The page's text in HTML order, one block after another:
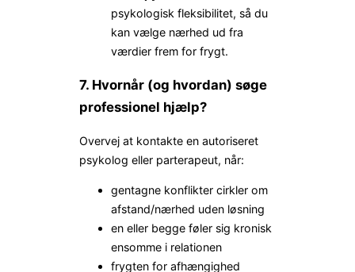
psykologisk fleksibilitet, så du
kan vælge nærhed ud fra
værdier frem for frygt.
7. Hvornår (og hvordan) søge
professionel hjælp?
Overvej at kontakte en autoriseret
psykolog eller parterapeut, når:
gentagne konflikter cirkler om
afstand/nærhed uden løsning
en eller begge føler sig kronisk
ensomme i relationen
frygten for afhængighed